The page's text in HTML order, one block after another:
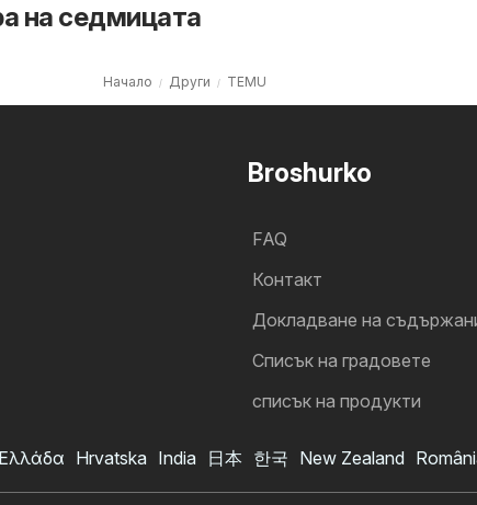
на седмицата
TEMU брошура
Начало Други TEMU
Broshurko
FAQ
Контакт
Докладване на
Cписък на градовете
списък на продукти
Ελλάδα Hrvatska India 日本 한국 New Zealand